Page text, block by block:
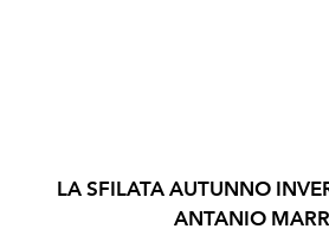
LA SFILATA AUTUNNO
ANTANIO